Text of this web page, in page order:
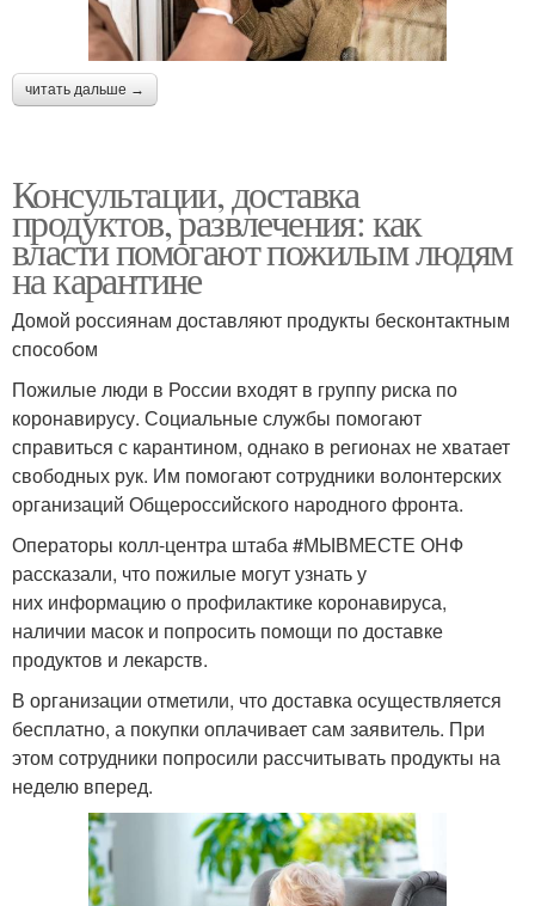
читать дальше →
Консультации, доставка
продуктов, развлечения: как
власти помогают пожилым людям
на карантине
Домой россиянам доставляют продукты бесконтактным
способом
Пожилые люди в России входят в группу риска по
коронавирусу. Социальные службы помогают
справиться с карантином, однако в регионах не хватает
свободных рук. Им помогают сотрудники волонтерских
организаций Общероссийского народного фронта.
Операторы колл-центра штаба #МЫВМЕСТЕ ОНФ
рассказали, что пожилые могут узнать у
них информацию о профилактике коронавируса,
наличии масок и попросить помощи по доставке
продуктов и лекарств.
В организации отметили, что доставка осуществляется
бесплатно, а покупки оплачивает сам заявитель. При
этом сотрудники попросили рассчитывать продукты на
неделю вперед.